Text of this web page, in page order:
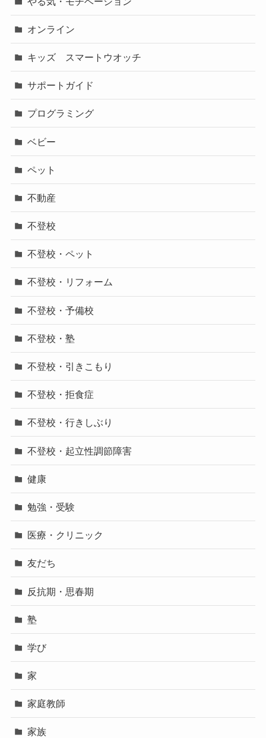
オンライン
キッズ スマートウオッチ
サポートガイド
プログラミング
ベビー
ペット
不動産
不登校
不登校・ペット
不登校・リフォーム
不登校・予備校
不登校・塾
不登校・引きこもり
不登校・拒食症
不登校・行きしぶり
不登校・起立性調節障害
健康
勉強・受験
医療・クリニック
友だち
反抗期・思春期
塾
学び
家
家庭教師
家族